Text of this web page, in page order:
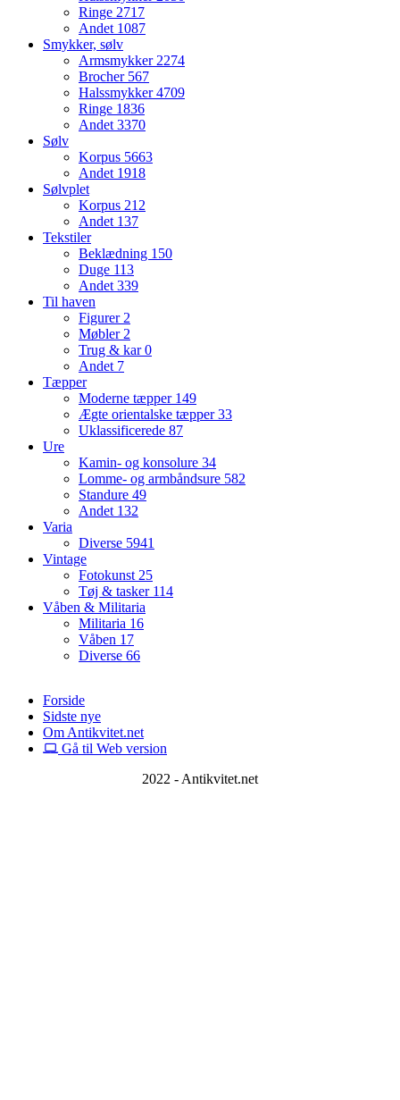
Ringe 2717
Andet 1087
Smykker, sølv
Armsmykker2274
Brocher 567
Halssmykker4709
Ringe 1836
Andet3370
Sølv
Korpus 5663
Andet 1918
Sølvplet
Korpus 212
Andet 137
Tekstiler
Beklædning 150
Duge 113
Andet339
Til haven
Figurer2
Møbler2
Trug & kar0
Andet 7
Tæpper
Moderne tæpper 149
Ægte orientalske tæpper33
Uklassificerede 87
Ure
Kamin- og konsolure 34
Lomme- og armbåndsure 582
Standure 49
Andet 132
Varia
Diverse 5941
Vintage
Fotokunst25
Tøj & tasker 114
Våben & Militaria
Militaria 16
Våben 17
Diverse 66
Forside
Sidste nye
Om Antikvitet.net
Gå til Web version
2022 - Antikvitet.net